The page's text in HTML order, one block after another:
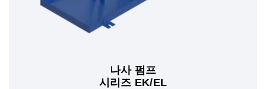
나사 펌프
시리즈 EK/EL